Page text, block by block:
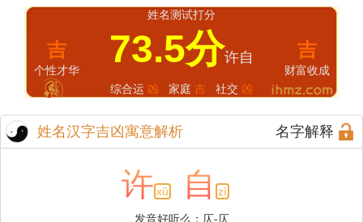
吉
个性才华
姓名测试打分
73.5分许自
综合运 凶 家庭 吉 社交 凶
吉
财富收成
姓名汉字吉凶寓意解析 名字解释
许 xǔ 自 zì
发音好听么：仄-仄